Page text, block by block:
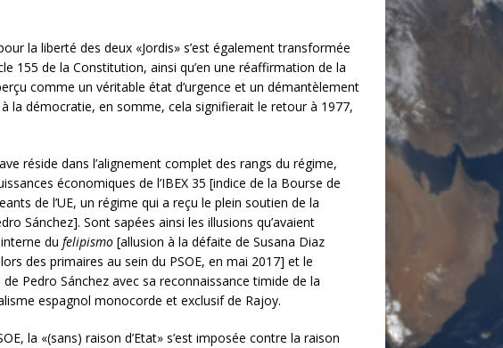
la liberté des deux «Jordis» s’est également transformée
155 de la Constitution, ainsi qu’en une réaffirmation de la
comme un véritable état d’urgence et un démantèlement
la démocratie, en somme, cela signifierait le retour à 1977,
réside dans l’alignement complet des rangs du régime,
économiques de l’IBEX 35 [indice de la Bourse de
de l’UE, un régime qui a reçu le plein soutien de la
Sánchez]. Sont sapées ainsi les illusions qu’avaient
du felipismo [allusion à la défaite de Susana Diaz
des primaires au sein du PSOE, en mai 2017] et le
Pedro Sánchez avec sa reconnaissance timide de la
espagnol monocorde et exclusif de Rajoy.
la «(sans) raison d’Etat» s’est imposée contre la raison